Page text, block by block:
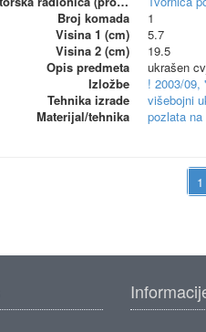
Broj komada
1
Visina 1 (cm)
5.7
Visina 2 (cm)
19.5
Opis predmeta
ukrašen
Izložbe
! 2003/09,
Tehnika izrade
višebojni
Materijal/tehnika
pozlata na